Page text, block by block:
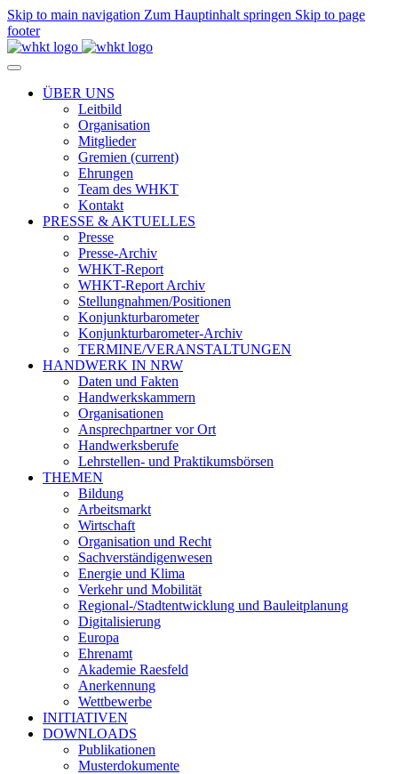
Skip to main navigation Zum Hauptinhalt springen Skip to page
footer
ÜBER UNS
Leitbild
Organisation
Mitglieder
Gremien (current)
Ehrungen
Team des WHKT
Kontakt
PRESSE & AKTUELLES
Presse
Presse-Archiv
WHKT-Report
WHKT-Report Archiv
Stellungnahmen/Positionen
Konjunkturbarometer
Konjunkturbarometer-Archiv
TERMINE/VERANSTALTUNGEN
HANDWERK IN NRW
Daten und Fakten
Handwerkskammern
Organisationen
Ansprechpartner vor Ort
Handwerksberufe
Lehrstellen- und Praktikumsbörsen
THEMEN
Bildung
Arbeitsmarkt
Wirtschaft
Organisation und Recht
Sachverständigenwesen
Energie und Klima
Verkehr und Mobilität
Regional-/Stadtentwicklung und Bauleitplanung
Digitalisierung
Europa
Ehrenamt
Akademie Raesfeld
Anerkennung
Wettbewerbe
INITIATIVEN
DOWNLOADS
Publikationen
Musterdokumente